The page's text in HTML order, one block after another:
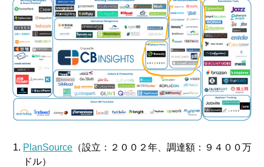
PlanSource （設立：２００２年、調達額：９４００万
ドル）